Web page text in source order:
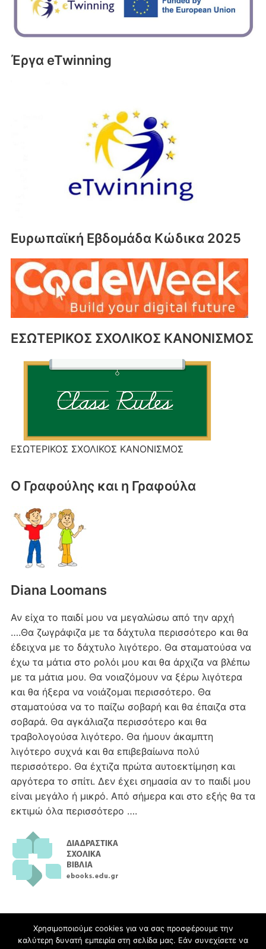
Έργα eTwinning
Ευρωπαϊκή Εβδομάδα Κώδικα 2025
ΕΣΩΤΕΡΙΚΟΣ ΣΧΟΛΙΚΟΣ ΚΑΝΟΝΙΣΜΟΣ
ΕΣΩΤΕΡΙΚΟΣ ΣΧΟΛΙΚΟΣ ΚΑΝΟΝΙΣΜΟΣ
Ο Γραφούλης και η Γραφούλα
Diana Loomans
Αν είχα το παιδί μου να μεγαλώσω από την αρχή
….Θα ζωγράφιζα με τα δάχτυλα περισσότερο και θα
έδειχνα με το δάχτυλο λιγότερο. Θα σταματούσα να
έχω τα μάτια στο ρολόι μου και θα άρχιζα να βλέπω
με τα μάτια μου. Θα νοιαζόμουν να ξέρω λιγότερα
και θα ήξερα να νοιάζομαι περισσότερο. Θα
σταματούσα να το παίζω σοβαρή και θα έπαιζα στα
σοβαρά. Θα αγκάλιαζα περισσότερο και θα
τραβολογούσα λιγότερο. Θα ήμουν άκαμπτη
λιγότερο συχνά και θα επιβεβαίωνα πολύ
περισσότερο. Θα έχτιζα πρώτα αυτοεκτίμηση και
αργότερα το σπίτι. Δεν έχει σημασία αν το παιδί μου
είναι μεγάλο ή μικρό. Από σήμερα και στο εξής θα τα
εκτιμώ όλα περισσότερο ….
Χρησιμοποιούμε cookies για να σας προσφέρουμε την
καλύτερη δυνατή εμπειρία στη σελίδα μας. Εάν συνεχίσετε να